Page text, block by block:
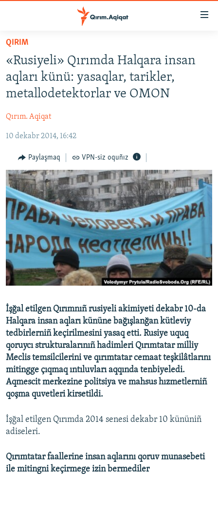
Esas
qaytmaq
Baş
navigatsiyağa
qaytmaq
Qıdıruvğa
SİYASET
İQTİSADİYAT
MEDENİYET
İNSAN AQLARI
VİDEO
SÜRET
BLOGLAR
FİKİR
Русский
Українською
QOŞULIÑIZ!
RFE/RS bütün saytları
QIRIM
«Rusiyeli» Qırımda Halqara insan
aqları künü: yasaqlar, tarikler,
metallodetektorlar ve OMON
Qırım. Aqiqat
10 dekabr 2014, 16:42
Paylaşmaq VPN-siz oquñız
İşğal etilgen Qırımnıñ rusiyeli akimiyeti dekabr 10-da
Halqara insan aqları kününe bağışlanğan kütleviy
tedbirlerniñ keçirilmesini yasaq etti. Rusiye uquq
qoruycı strukturalarınıñ hadimleri Qırımtatar milliy
Meclis temsilcilerini ve qırımtatar cemaat teşkilâtlarını
mitingge çıqmaq ıntıluvları aqqında tenbiyeledi.
Aqmescit merkezine politsiya ve mahsus hızmetlerniñ
qoşma quvetleri kirsetildi.
İşğal etilgen Qırımda 2014 senesi dekabr 10 kününiñ
adiseleri.
Qırımtatar faallerine insan aqlarını qoruv munasebeti
ile mitingni keçirmege izin bermediler